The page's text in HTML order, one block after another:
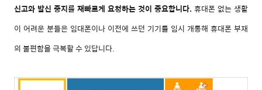
신고와 발신 중지를 재빠르게 요청하는 것이 중요합니다.휴대폰 없는 생활
이 어려운 분들은 임대폰이나 이전에 쓰던 기기를 임시 개통해 휴대폰 부재
의 불편함을 극복할 수 있답니다.